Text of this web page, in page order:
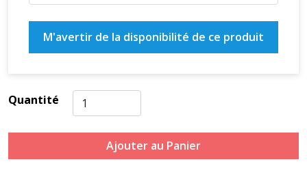
M'avertir de la disponibilité de ce produit
Quantité
Ajouter au Panier